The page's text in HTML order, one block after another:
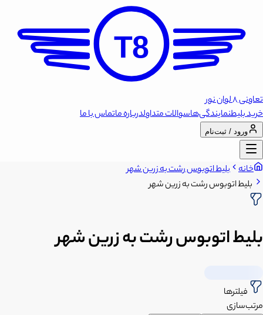
T8
تعاونی 8 لوان نور
خرید بلیطنمایندگی‌هاسوالات متداولدرباره ماتماس با ما
ورود / ثبت‌نام
خانه بلیط اتوبوس رشت به زرین شهر
بلیط اتوبوس رشت به زرین شهر
بلیط اتوبوس رشت به زرین شهر
فیلترها
مرتب‌سازی